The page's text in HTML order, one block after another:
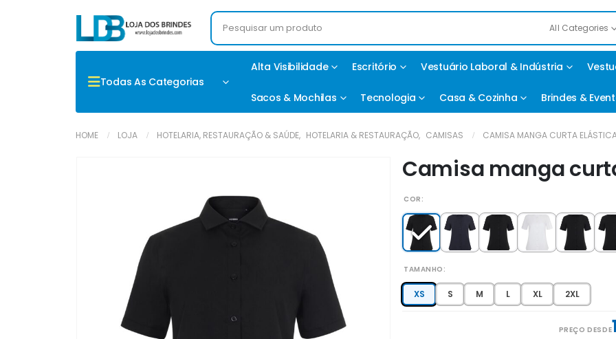
All Categories
Todas As Categorias
Alta Visibilidade Escritório Vestuário Laboral & Indústria
Sacos & Mochilas Tecnologia Casa & Cozinha Brindes &
HOME LOJA HOTELARIA, RESTAURAÇÃO & SAÚDE, HOTELARIA & RESTAURAÇÃO, CAMISAS CAMISA MANGA CURTA
Camisa manga
COR
TAMANHO
XS S M L XL 2XL
PREÇO DESDE